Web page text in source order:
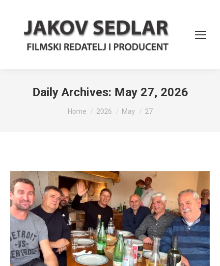
Daily Archives: May 27, 2026
You are here:
Home 2026 May 27